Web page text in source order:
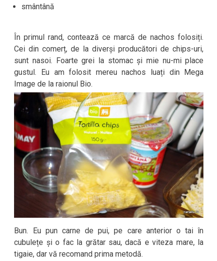
smântână
În primul rand, contează ce marcă de nachos folosiți.
Cei din comerț, de la diverși producători de chips-uri,
sunt nasoi. Foarte grei la stomac și mie nu-mi place
gustul. Eu am folosit mereu nachos luați din Mega
Image de la raionul Bio.
Bun. Eu pun carne de pui, pe care anterior o tai în
cubulețe și o fac la grătar sau, dacă e viteza mare, la
tigaie, dar vă recomand prima metodă.